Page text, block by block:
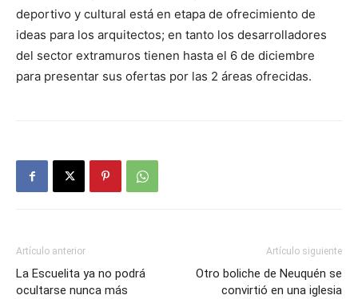
deportivo y cultural está en etapa de ofrecimiento de
ideas para los arquitectos; en tanto los desarrolladores
del sector extramuros tienen hasta el 6 de diciembre
para presentar sus ofertas por las 2 áreas ofrecidas.
Artículo anterior
La Escuelita ya no podrá
ocultarse nunca más
Artículo siguiente
Otro boliche de Neuquén se
convirtió en una iglesia